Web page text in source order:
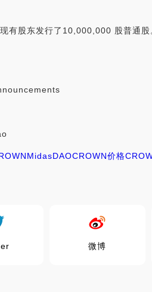
有股东发行了10,000,000 股普通
MidasDAOCROWN价格
微博